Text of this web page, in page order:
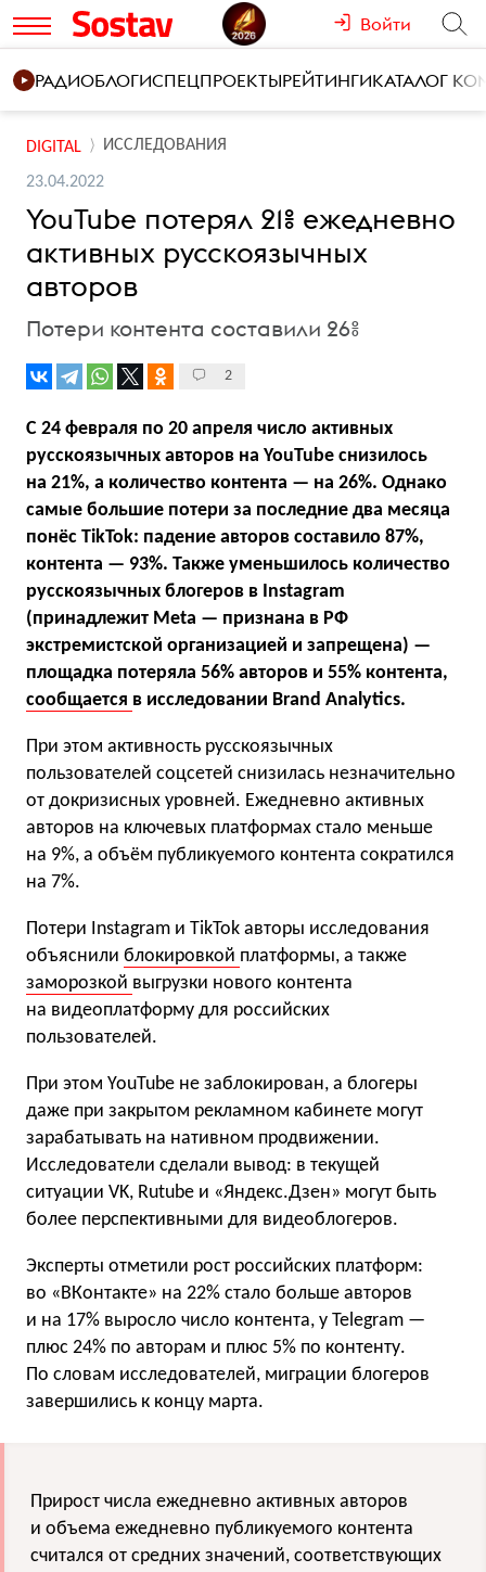
Войти
РАДИОБЛОГИСПЕЦПРОЕКТЫРЕЙТИНГИКАТАЛОГ
DIGITAL ИССЛЕДОВАНИЯ
23.04.2022
YouTube потерял 21% ежедневно
активных русскоязычных
авторов
Потери контента составили 26%
2
С 24 февраля по 20 апреля число активных
русскоязычных авторов на YouTube снизилось
на 21%, а количество контента — на 26%. Однако
самые большие потери за последние два месяца
понёс TikTok: падение авторов составило 87%,
контента — 93%. Также уменьшилось количество
русскоязычных блогеров в Instagram
(принадлежит Meta — признана в РФ
экстремистской организацией и запрещена) —
площадка потеряла 56% авторов и 55% контента,
сообщается в исследовании Brand Analytics.
При этом активность русскоязычных
пользователей соцсетей снизилась незначительно
от докризисных уровней. Ежедневно активных
авторов на ключевых платформах стало меньше
на 9%, а объём публикуемого контента сократился
на 7%.
Потери Instagram и TikTok авторы исследования
объяснили блокировкой платформы, а также
заморозкой выгрузки нового контента
на видеоплатформу для российских
пользователей.
При этом YouTube не заблокирован, а блогеры
даже при закрытом рекламном кабинете могут
зарабатывать на нативном продвижении.
Исследователи сделали вывод: в текущей
ситуации VK, Rutube и «Яндекс.Дзен» могут быть
более перспективными для видеоблогеров.
Эксперты отметили рост российских платформ:
во «ВКонтакте» на 22% стало больше авторов
и на 17% выросло число контента, у Telegram —
плюс 24% по авторам и плюс 5% по контенту.
По словам исследователей, миграции блогеров
завершились к концу марта.
Прирост числа ежедневно активных авторов
и объема ежедневно публикуемого контента
считался от средних значений, соответствующих